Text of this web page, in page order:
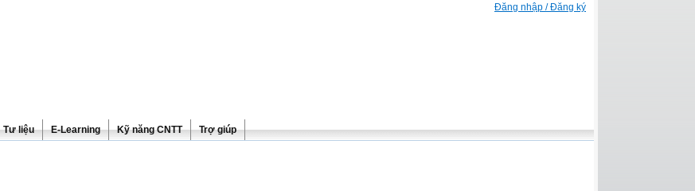
Đăng nhập / Đăng ký
Tư liệu E-Learning Kỹ năng CNTT Trợ giúp